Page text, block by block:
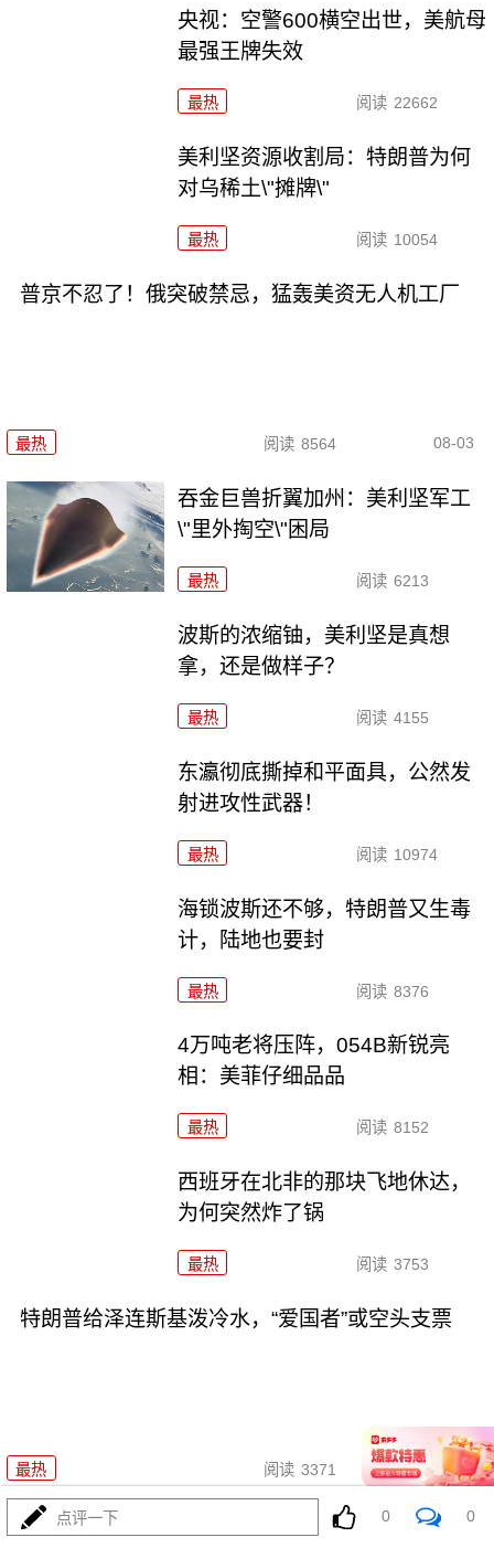
央视：空警600横空出世，美航母
最强王牌失效
最热 阅读 22662
美利坚资源收割局：特朗普为何
对乌稀土\"摊牌\"
最热 阅读 10054
普京不忍了！俄突破禁忌，猛轰美资无人机工厂
最热 阅读 8564 08-03
吞金巨兽折翼加州：美利坚军工
\"里外掏空\"困局
最热 阅读 6213
波斯的浓缩铀，美利坚是真想
拿，还是做样子？
最热 阅读 4155
东瀛彻底撕掉和平面具，公然发
射进攻性武器！
最热 阅读 10974
海锁波斯还不够，特朗普又生毒
计，陆地也要封
最热 阅读 8376
4万吨老将压阵，054B新锐亮
相：美菲仔细品品
最热 阅读 8152
西班牙在北非的那块飞地休达，
为何突然炸了锅
最热 阅读 3753
特朗普给泽连斯基泼冷水，“爱国者”或空头支票
最热 阅读 3371 08-03
这事要干了，不但中东要爆，世界都得要爆了！
点评一下 0 0